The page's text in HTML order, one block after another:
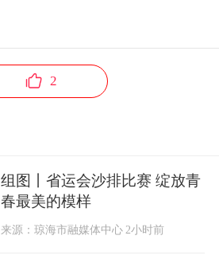
2
组图丨省运会沙排比赛 绽放青
春最美的模样
来源：琼海市融媒体中心 2小时前